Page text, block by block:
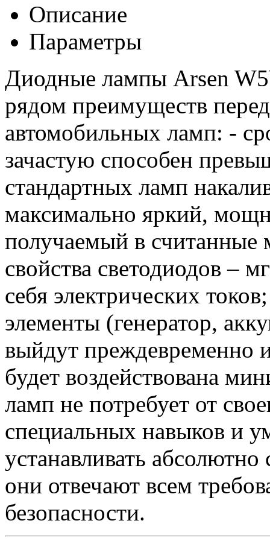
Описание
Параметры
Диодные лампы Arsen
рядом преимуществ
автомобильных ламп: -
зачастую способен
стандартных ламп
максимально яркий,
получаемый в считанные
свойства светодиодов –
себя электрических
элементы (генератор,
выйдут преждевременно
будет воздействована
ламп не потребует от
специальных навыков и
устанавливать
они отвечают всем
безопасности.